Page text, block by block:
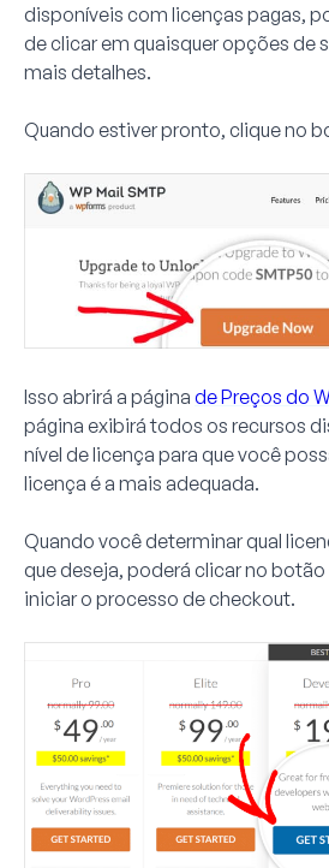
disponíveis com licenças pagas,
de clicar em quaisquer opções de
mais detalhes.
Quando estiver pronto, clique no
Isso abrirá a página de Preços do
página exibirá todos os recursos
nível de licença para que você
licença é a mais adequada.
Quando você determinar qual
que deseja, poderá clicar no botão
iniciar o processo de checkout.